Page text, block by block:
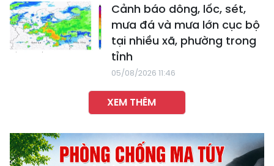
Cảnh báo dông, lốc, sét,
mưa đá và mưa lớn cục bộ
tại nhiều xã, phường trong
tỉnh
05/08/2026 11:46
XEM THÊM